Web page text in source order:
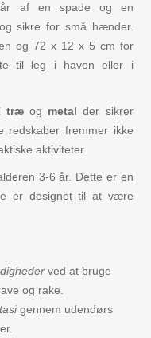
af en spade og en
sikre for små hænder.
og 72 x 12 x 5 cm for
til leg i haven eller i
træ og metal der sikrer
redskaber fremmer ikke
aktiviteter.
3-6 år. Dette er en
er designet til at være
ved at bruge
og rake.
gennem udendørs